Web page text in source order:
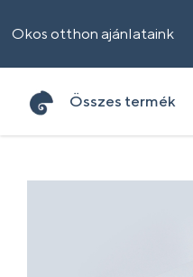
Okos otthon ajánlataink
Összes termék